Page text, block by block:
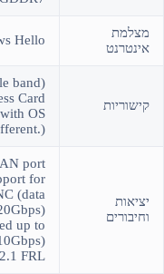
מצלמת
אינטרנט
Hello
קישוריות
band)
Card
OS
יציאות
וחיבורים
port
for
(data
up to
FRL